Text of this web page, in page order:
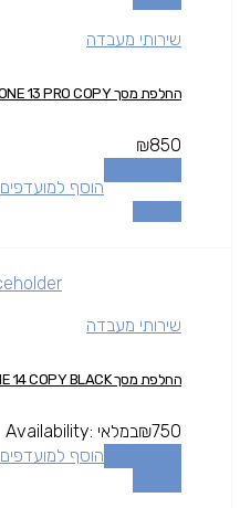
שירותי מעבדה
החלפת מסך IPHONE 13 PRO COPY
₪850
הוסף למועדפים
שירותי מעבדה
החלפת מסך IPHONE 14 COPY BLACK
₪750
Availability: במלאי
הוסף למועדפים